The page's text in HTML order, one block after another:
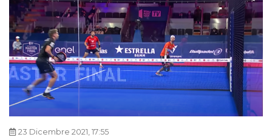
23 Dicembre 2021, 17:55